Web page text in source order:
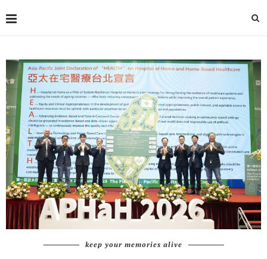
keep your memories alive